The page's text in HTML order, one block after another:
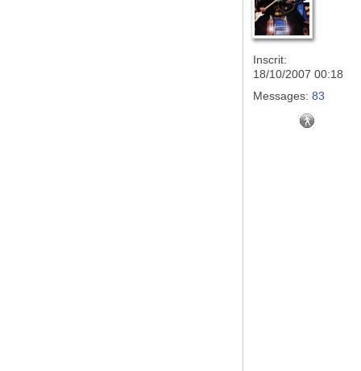
Inscrit:
18/10/2007 00:18
Messages: 83